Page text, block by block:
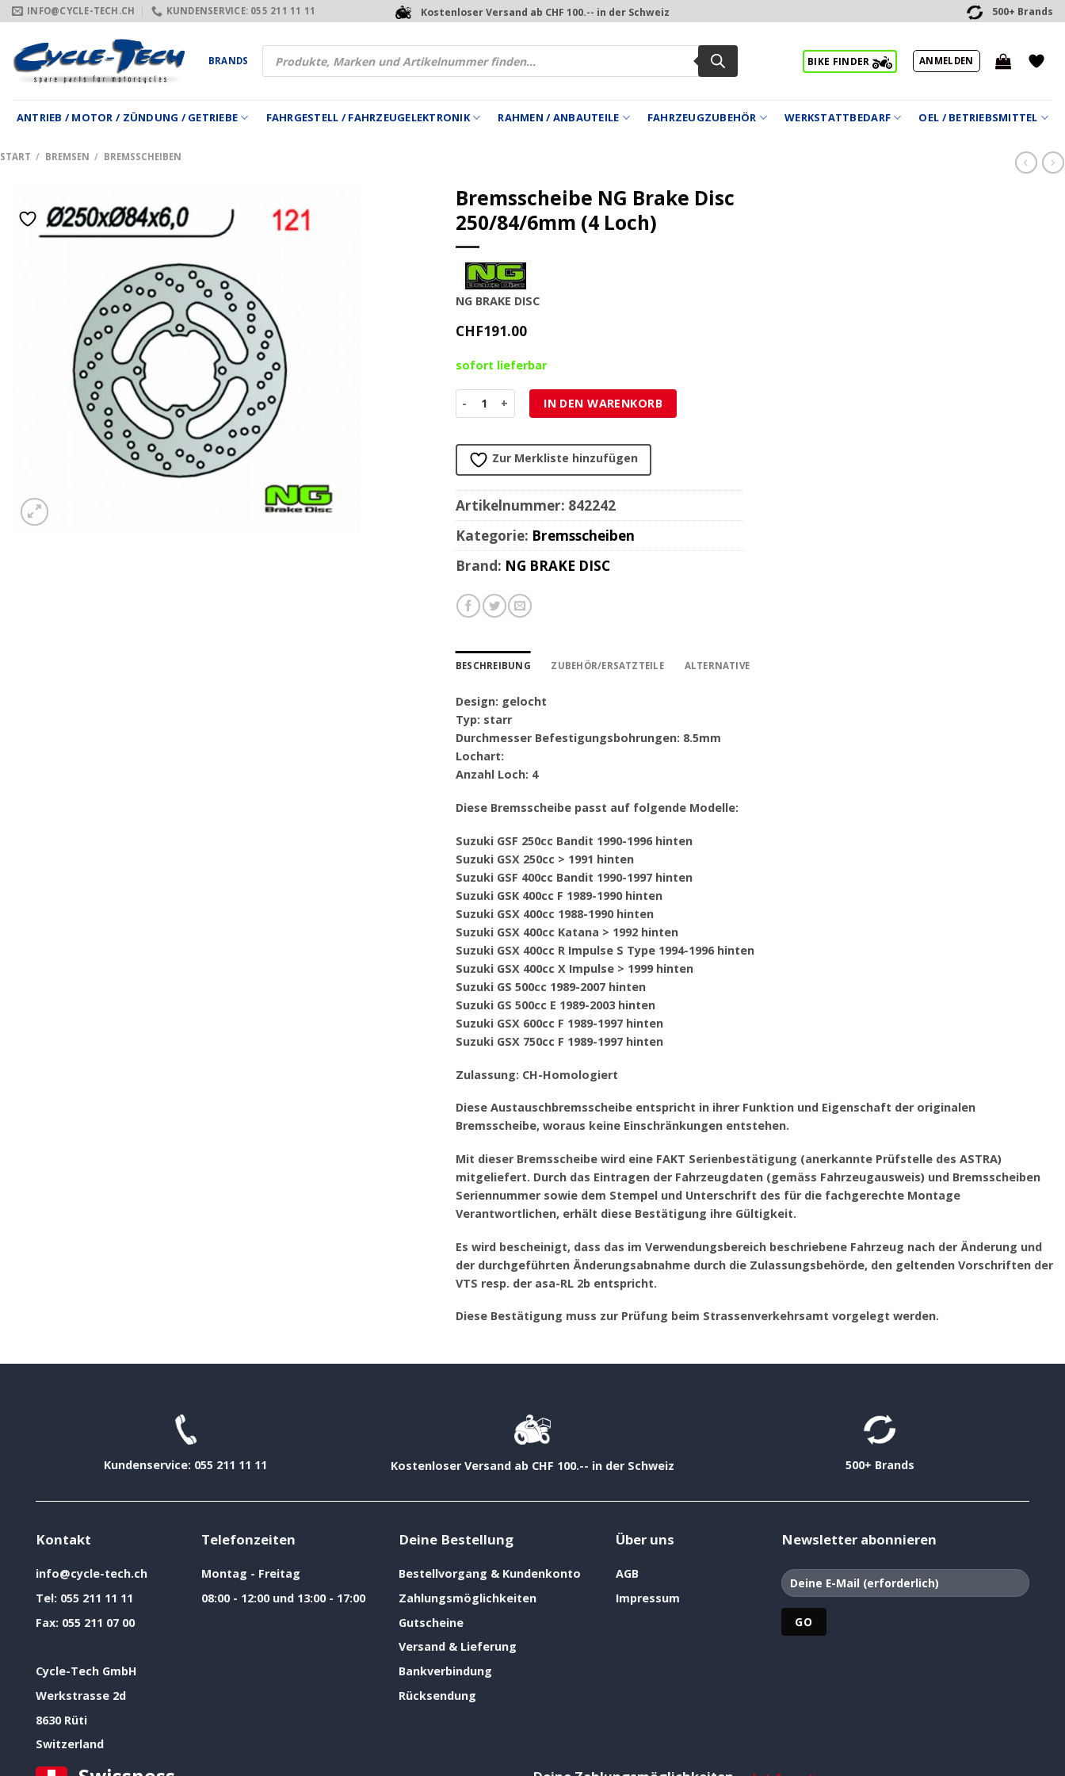
Zum
Inhalt
springen
INFO@CYCLE-TECH.CH KUNDENSERVICE: 055 211 11 11 Kostenloser Versand ab CHF 100.-- in der Schweiz 500+ Brands
BRANDS
Products
search
BIKE FINDER ANMELDEN
ANTRIEB / MOTOR / ZÜNDUNG / GETRIEBE FAHRGESTELL / FAHRZEUGELEKTRONIK RAHMEN / ANBAUTEILE FAHRZEUGZUBEHÖR WERKSTATTBEDARF OEL / BETRIEBSMITTEL
START / BREMSEN / BREMSSCHEIBEN
Bremsscheibe NG Brake Disc
250/84/6mm (4 Loch)
NG BRAKE DISC
CHF191.00
sofort lieferbar
Bremsscheibe NG Brake Disc 250/84/6mm (4 Loch) Menge
IN DEN WARENKORB
Zur Merkliste hinzufügen
Artikelnummer: 842242
Kategorie: Bremsscheiben
Brand: NG BRAKE DISC
BESCHREIBUNG ZUBEHÖR/ERSATZTEILE ALTERNATIVE
Design: gelocht
Typ: starr
Durchmesser Befestigungsbohrungen: 8.5mm
Lochart:
Anzahl Loch: 4
Diese Bremsscheibe passt auf folgende Modelle:
Suzuki GSF 250cc Bandit 1990-1996 hinten
Suzuki GSX 250cc > 1991 hinten
Suzuki GSF 400cc Bandit 1990-1997 hinten
Suzuki GSK 400cc F 1989-1990 hinten
Suzuki GSX 400cc 1988-1990 hinten
Suzuki GSX 400cc Katana > 1992 hinten
Suzuki GSX 400cc R Impulse S Type 1994-1996 hinten
Suzuki GSX 400cc X Impulse > 1999 hinten
Suzuki GS 500cc 1989-2007 hinten
Suzuki GS 500cc E 1989-2003 hinten
Suzuki GSX 600cc F 1989-1997 hinten
Suzuki GSX 750cc F 1989-1997 hinten
Zulassung: CH-Homologiert
Diese Austauschbremsscheibe entspricht in ihrer Funktion und Eigenschaft der originalen
Bremsscheibe, woraus keine Einschränkungen entstehen.
Mit dieser Bremsscheibe wird eine FAKT Serienbestätigung (anerkannte Prüfstelle des ASTRA)
mitgeliefert. Durch das Eintragen der Fahrzeugdaten (gemäss Fahrzeugausweis) und Bremsscheiben
Seriennummer sowie dem Stempel und Unterschrift des für die fachgerechte Montage
Verantwortlichen, erhält diese Bestätigung ihre Gültigkeit.
Es wird bescheinigt, dass das im Verwendungsbereich beschriebene Fahrzeug nach der Änderung und
der durchgeführten Änderungsabnahme durch die Zulassungsbehörde, den geltenden Vorschriften der
VTS resp. der asa-RL 2b entspricht.
Diese Bestätigung muss zur Prüfung beim Strassenverkehrsamt vorgelegt werden.
Kundenservice: 055 211 11 11 Kostenloser Versand ab CHF 100.-- in der Schweiz 500+ Brands
Kontakt
info@cycle-tech.ch
Tel: 055 211 11 11
Fax: 055 211 07 00
Cycle-Tech GmbH
Werkstrasse 2d
8630 Rüti
Switzerland
Telefonzeiten
Montag - Freitag
08:00 - 12:00 und 13:00 - 17:00
Deine Bestellung
Bestellvorgang & Kundenkonto
Zahlungsmöglichkeiten
Gutscheine
Versand & Lieferung
Bankverbindung
Rücksendung
Über uns
AGB
Impressum
Newsletter abonnieren